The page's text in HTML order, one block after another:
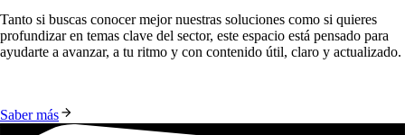
Tanto si buscas conocer mejor nuestras soluciones como si quieres
profundizar en temas clave del sector, este espacio está pensado para
ayudarte a avanzar, a tu ritmo y con contenido útil, claro y actualizado.
Saber más